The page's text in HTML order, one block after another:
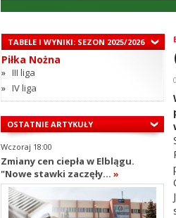
TABELE I WYNIKI: SEZON 2025/2026
Piłka Nożna
» III liga
» IV liga
OSTATNIE ARTYKUŁY
Wczoraj 18:00
Zmiany cen ciepła w Elblągu.
"Nowe stawki zaczęły... »